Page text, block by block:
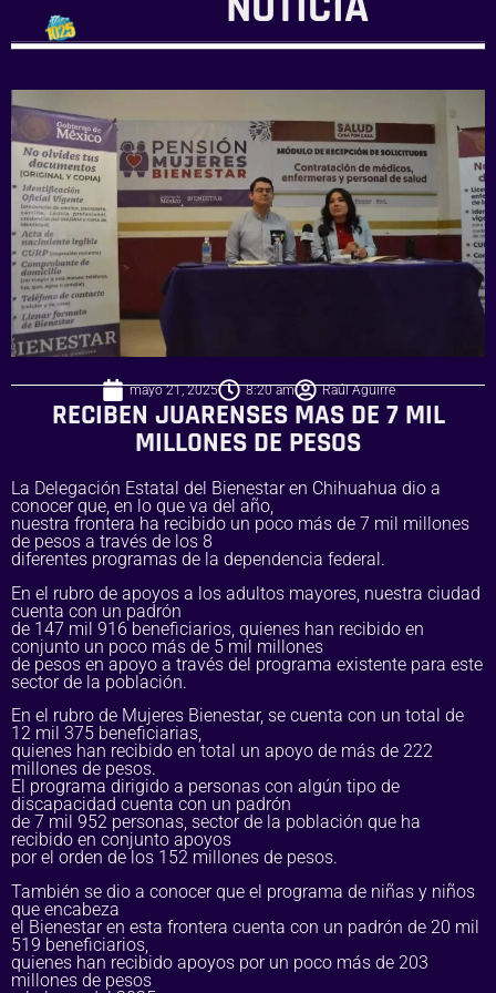
mayo 21, 2025 8:20 am Raúl Aguirre
RECIBEN JUARENSES MAS DE 7 MIL
MILLONES DE PESOS
La Delegación Estatal del Bienestar en Chihuahua dio a
conocer que, en lo que va del año,
nuestra frontera ha recibido un poco más de 7 mil millones
de pesos a través de los 8
diferentes programas de la dependencia federal.
En el rubro de apoyos a los adultos mayores, nuestra ciudad
cuenta con un padrón
de 147 mil 916 beneficiarios, quienes han recibido en
conjunto un poco más de 5 mil millones
de pesos en apoyo a través del programa existente para este
sector de la población.
En el rubro de Mujeres Bienestar, se cuenta con un total de
12 mil 375 beneficiarias,
quienes han recibido en total un apoyo de más de 222
millones de pesos.
El programa dirigido a personas con algún tipo de
discapacidad cuenta con un padrón
de 7 mil 952 personas, sector de la población que ha
recibido en conjunto apoyos
por el orden de los 152 millones de pesos.
También se dio a conocer que el programa de niñas y niños
que encabeza
el Bienestar en esta frontera cuenta con un padrón de 20 mil
519 beneficiarios,
quienes han recibido apoyos por un poco más de 203
millones de pesos